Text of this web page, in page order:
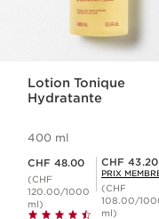
Lotion Tonique
Hydratante
400 ml
CHF 48.00
(CHF
120.00/1000
ml)
Prix Sérénité CHF 43.20
CHF 43.20
PRIX
(CHF
108.00/
ml)